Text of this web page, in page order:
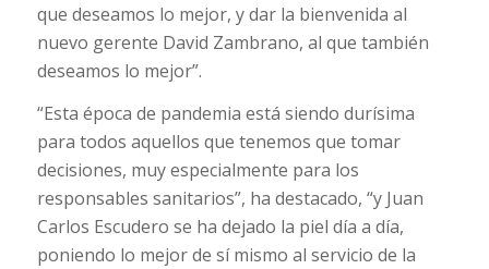
que deseamos lo mejor, y dar la bienvenida al
nuevo gerente David Zambrano, al que también
deseamos lo mejor”.
“Esta época de pandemia está siendo durísima
para todos aquellos que tenemos que tomar
decisiones, muy especialmente para los
responsables sanitarios”, ha destacado, “y Juan
Carlos Escudero se ha dejado la piel día a día,
poniendo lo mejor de sí mismo al servicio de la